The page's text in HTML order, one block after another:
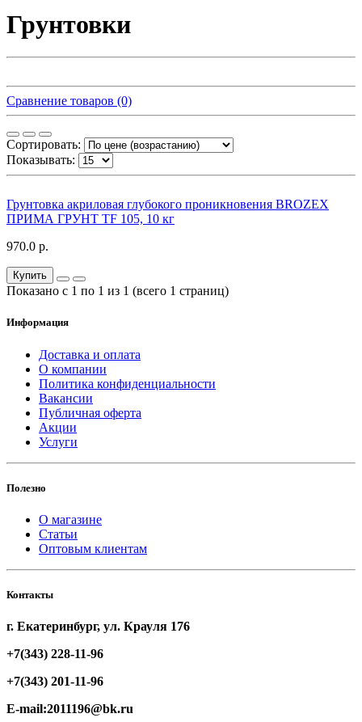
Грунтовки
Сравнение товаров (0)
Сортировать:
Показывать:
Грунтовка акриловая глубокого проникновения BROZEX
ПРИМА ГРУНТ TF 105, 10 кг
970.0 р.
Купить
Показано с 1 по 1 из 1 (всего 1 страниц)
Информация
Доставка и оплата
О компании
Политика конфиденциальности
Вакансии
Публичная оферта
Акции
Услуги
Полезно
О магазине
Статьи
Оптовым клиентам
Контакты
г. Екатеринбург, ул. Крауля 176
+7(343) 228-11-96
+7(343) 201-11-96
E-mail:2011196@bk.ru